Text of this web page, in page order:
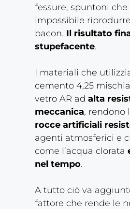
fessure, spuntoni che
impossibile
bacon. Il risultato
stupefacente.
I materiali che
cemento 4,25
vetro AR adalta
meccanica, rendono
rocce artificiali
agenti atmosferici e
come l’acqua clorata
nel tempo.
A tutto ciò va
fattore che rende le